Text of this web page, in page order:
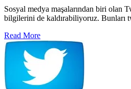
Sosyal medya maşalarından biri olan
bilgilerini de kaldırabiliyoruz. Bunları
Read More